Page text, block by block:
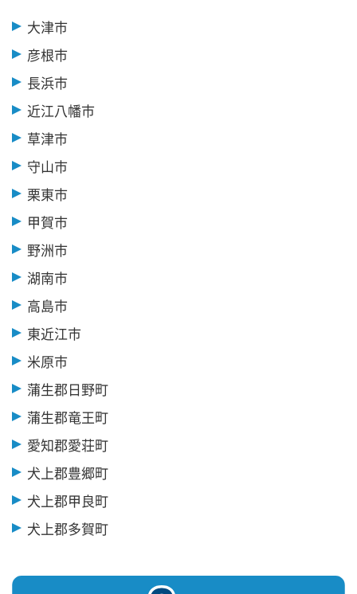
大津市
彦根市
長浜市
近江八幡市
草津市
守山市
栗東市
甲賀市
野洲市
湖南市
高島市
東近江市
米原市
蒲生郡日野町
蒲生郡竜王町
愛知郡愛荘町
犬上郡豊郷町
犬上郡甲良町
犬上郡多賀町